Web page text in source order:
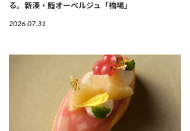
る。新湊・鮨オーベルジュ「橋場」
2026.07.31